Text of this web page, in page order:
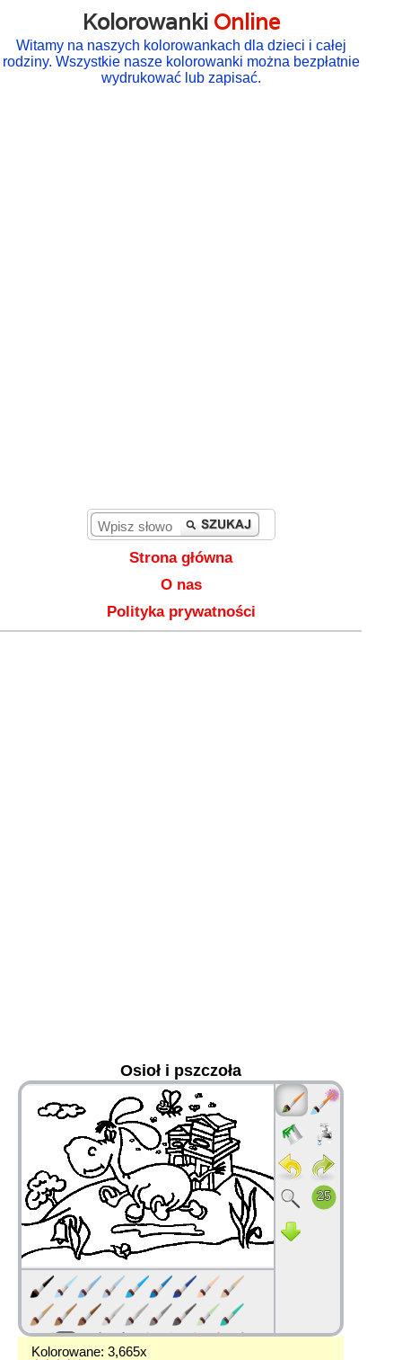
Kolorowanki Online
Witamy na naszych kolorowankach dla dzieci i całej
rodziny. Wszystkie nasze kolorowanki można bezpłatnie
wydrukować lub zapisać.
Strona główna
O nas
Polityka prywatności
Osioł i pszczoła
Kolorowane: 3,665x